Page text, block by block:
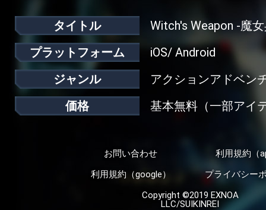
タイトル
Witch's Weapon -魔
プラットフォーム
iOS/ Android
ジャンル
アクションアドベン
価格
基本無料（一部アイ
お問い合わせ
利用規約（
利用規約（google）
プライバシー
Copyright ©2019 EXNOA
LLC/SUIKINREI